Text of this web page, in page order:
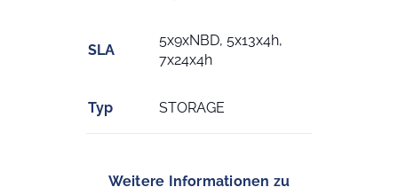
SLA
5x9xNBD, 5x13x4h,
7x24x4h
Typ STORAGE
Weitere Informationen zu